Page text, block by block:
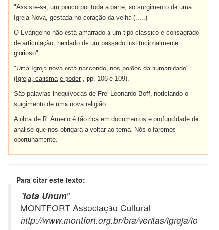
"Assiste-se, um pouco por toda a parte, ao surgimento de uma
Igreja Nova, gestada no coração da velha (.....)
O Evangelho não está amarrado a um tipo clássico e consagrado
de articulação, herdado de um passado institucionalmente
glorioso".
"Uma Igreja nova está nascendo, nos porões da humanidade"
( Igreja, carisma e poder , pp. 106 e 109).
São palavras inequívocas de Frei Leonardo Boff, noticiando o
surgimento de uma nova religião.
A obra de R. Amerio é tão rica em documentos e profundidade de
análise que nos obrigará a voltar ao tema. Nós o faremos
oportunamente.
Para citar este texto:
"Iota Unum"
MONTFORT Associação Cultural
http://www.montfort.org.br/bra/veritas/igreja/io